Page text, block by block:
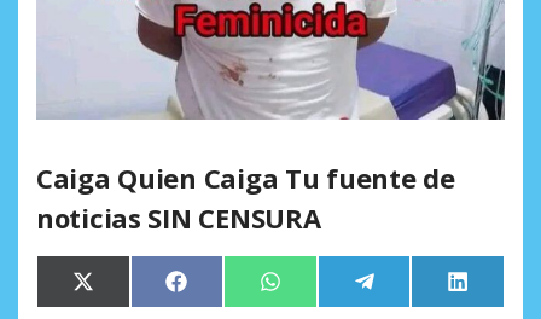
Caiga Quien Caiga Tu fuente de
noticias SIN CENSURA
Compartir
en
X
(Twitter)
Compartir
en
Facebook Compartir
en
WhatsApp Compartir
en
Telegram
en
LinkedIn